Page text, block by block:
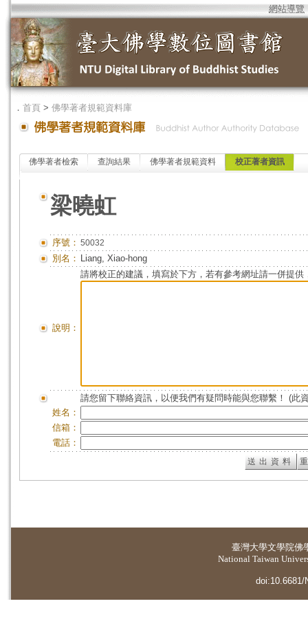
網站導覽
． 首頁 > 佛學著者規範資料庫
佛學著者檢索 查詢結果 佛學著者規範資料 校正著者資訊
梁曉虹
序號： 50032
別名： Liang, Xiao-hong
說明：
請將校正的建議，填寫於下方，若有參考網址請一併提供
請您留下聯絡資訊，以便我們有疑問時能與您聯繫！ (此
姓名：
信箱：
電話：
臺灣大學文學院佛
National Taiwan
doi:10.6681/